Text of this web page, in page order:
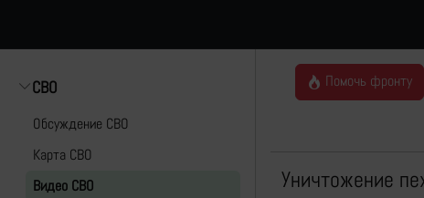
СВО
Обсуждение СВО
Карта СВО
Видео СВО
Помочь фронту
Уничтожение